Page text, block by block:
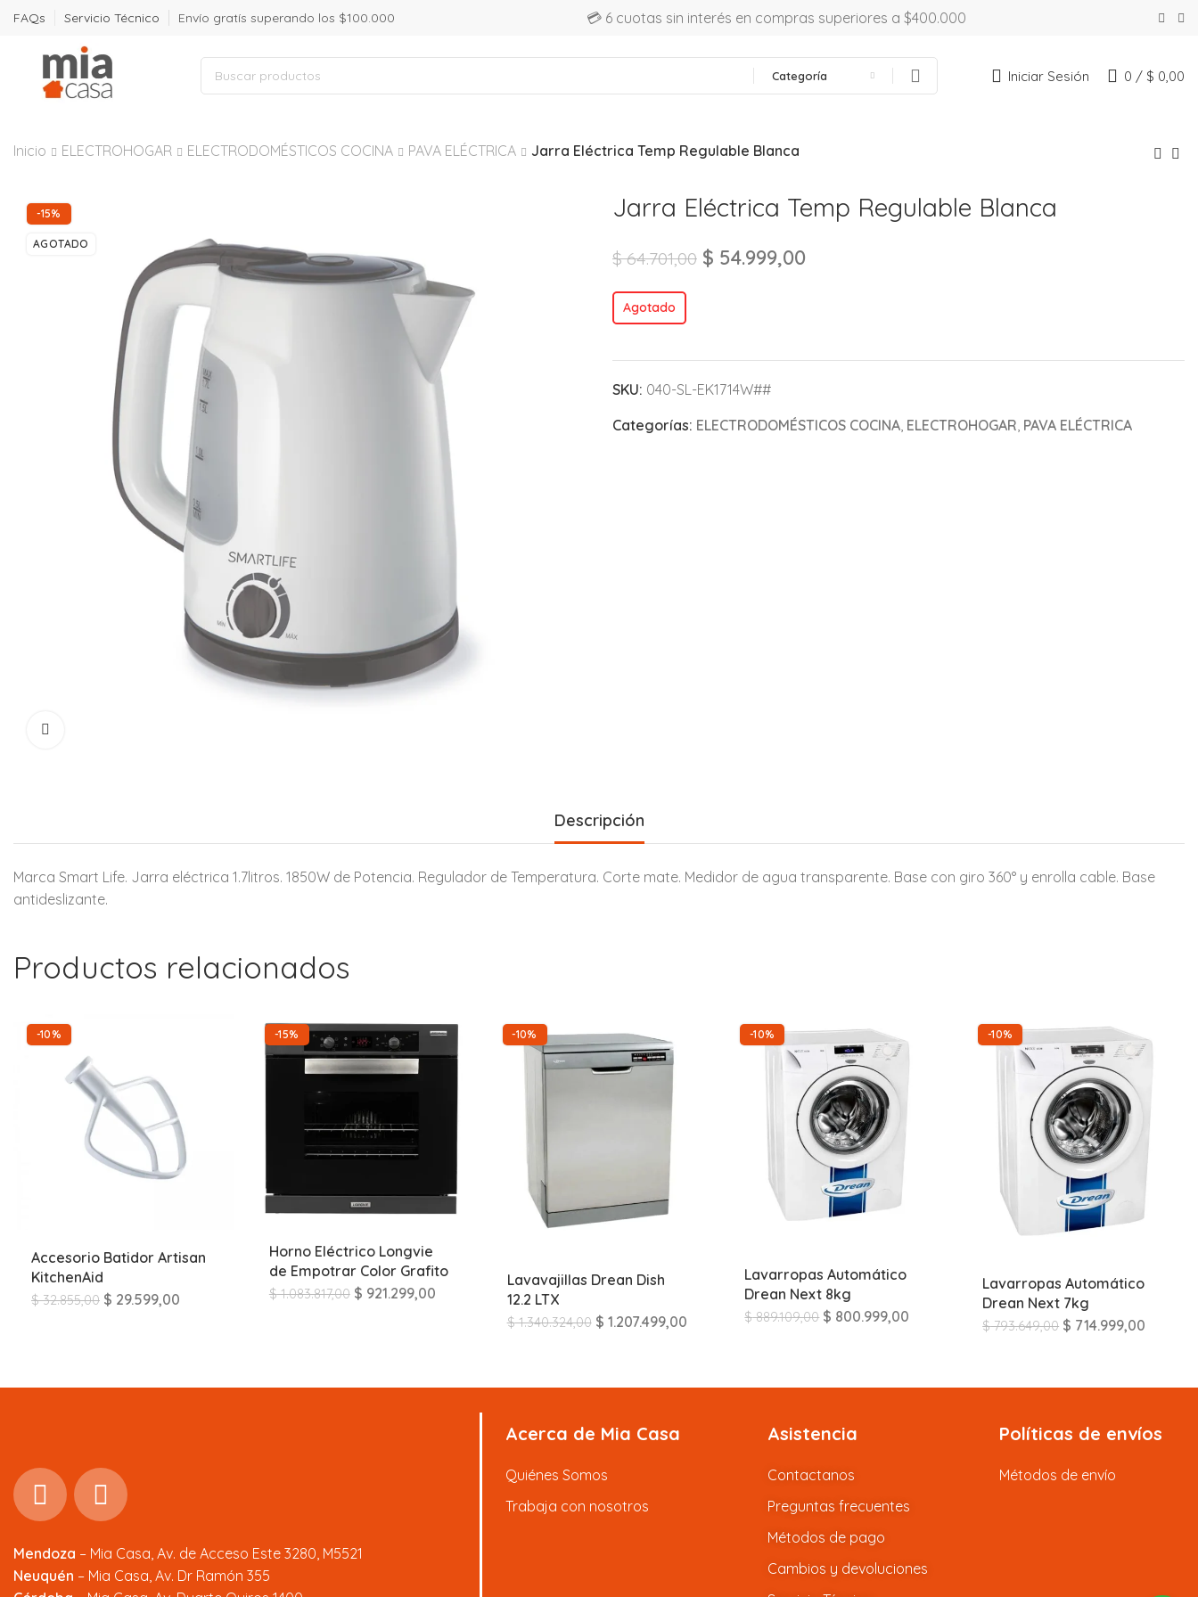
FAQs Servicio Técnico Envío gratís superando los $100.000 💳 6 cuotas sin interés en compras superiores a $400.000
Categoría Iniciar Sesión 0 / $ 0,00
Inicio ELECTROHOGAR ELECTRODOMÉSTICOS COCINA PAVA ELÉCTRICA Jarra Eléctrica Temp Regulable Blanca
-15%
AGOTADO
Jarra Eléctrica Temp Regulable Blanca
$64.701,00 $ 54.999,00
Agotado
SKU: 040-SL-EK1714W##
Categorías: ELECTRODOMÉSTICOS COCINA ELECTROHOGAR PAVA ELÉCTRICA
Descripción
Marca Smart Life. Jarra eléctrica 1.7litros. 1850W de Potencia. Regulador de Temperatura. Corte mate. Medidor de agua transparente. Base con giro 360° y enrolla cable. Base
antideslizante.
Productos relacionados
-10%
Accesorio Batidor Artisan
KitchenAid
$32.855,00 $ 29.599,00
-15%
Horno Eléctrico Longvie
de Empotrar Color Grafito
$1.083.817,00 $ 921.299,00
-10%
Lavavajillas Drean Dish
12.2 LTX
$1.340.324,00 $ 1.207.499,00
-10%
Lavarropas Automático
Drean Next 8kg
$889.109,00 $ 800.999,00
-10%
Lavarropas Automático
Drean Next 7kg
$793.649,00 $ 714.999,00
Mendoza – Mia Casa, Av. de Acceso Este 3280, M5521
Neuquén – Mia Casa, Av. Dr Ramón 355
Acerca de Mia Casa
Quiénes Somos
Trabaja con nosotros
Asistencia
Contactanos
Preguntas frecuentes
Métodos de pago
Cambios y devoluciones
Políticas de envíos
Métodos de envío